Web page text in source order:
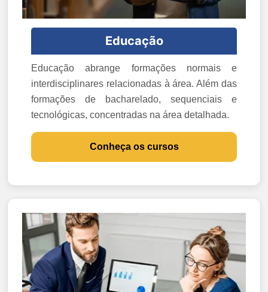
Educação
Educação abrange formações normais e
interdisciplinares relacionadas à área. Além das
formações de bacharelado, sequenciais e
tecnológicas, concentradas na área detalhada.
Conheça os cursos